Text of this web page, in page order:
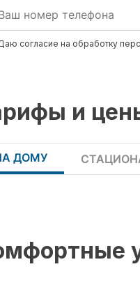
согласие на обработку
и
ДОМУ